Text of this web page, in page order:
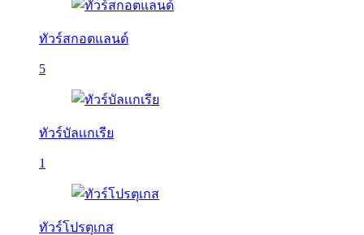
ทัวร์สกอตแลนด์
5
ทัวร์บัลเเกเรีย
1
ทัวร์โปรตุเกส